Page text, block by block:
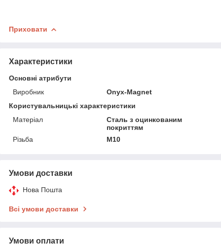
Приховати
Характеристики
Основні атрибути
Виробник
Onyx-Magnet
Користувальницькі характеристики
Матеріал
Сталь з оцинкованим
покриттям
Різьба
М10
Умови доставки
Нова Пошта
Всі умови доставки
Умови оплати